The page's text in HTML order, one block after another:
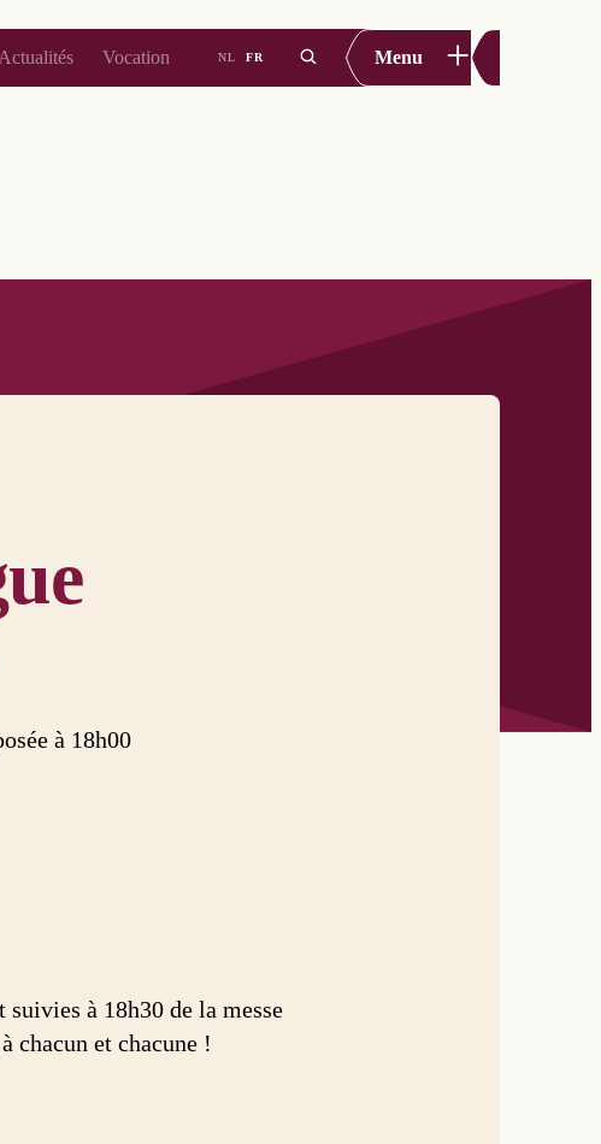
Actualités Vocation NL FR Menu +
à 18h00
à 18h30 de la messe
chacun et chacune !